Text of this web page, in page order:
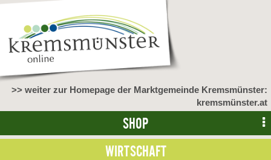
>> weiter zur Homepage der Marktgemeinde Kremsmünster:
kremsmünster.at
SHOP
WIRTSCHAFT